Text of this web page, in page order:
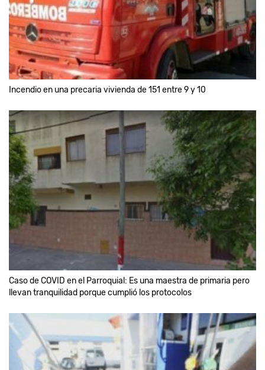
Incendio en una precaria vivienda de 151 entre 9 y 10
Caso de COVID en el Parroquial: Es una maestra de primaria pero
llevan tranquilidad porque cumplió los protocolos